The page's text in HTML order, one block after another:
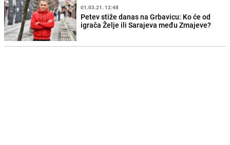
01.03.21. 12:48
Petev stiže danas na Grbavicu: Ko će od
igrača Želje ili Sarajeva među Zmajeve?